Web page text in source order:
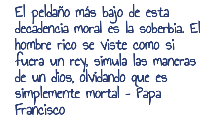
f
El peldaño más bajo de esta
decadencia moral es la soberbia. El
hombre rico se viste como si
fuera un rey, simula las maneras
de un dios, olvidando que es
simplemente mortal – Papa
Francisco